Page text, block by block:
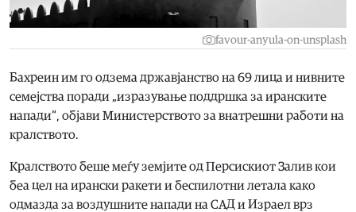
favour-anyula-on-unsplash
Бахреин им го одзема државјанство на 69 лица и нивните
семејства поради „изразување поддршка за иранските
напади“, објави Министерството за внатрешни работи на
кралството.
Кралството беше меѓу земјите од Персискиот Залив кои
беа цел на ирански ракети и беспилотни летала како
одмазда за воздушните напади на САД и Израел врз